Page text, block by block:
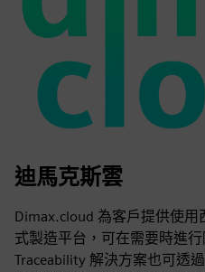
迪馬克斯雲
Dimax.cloud 為客戶提供使
式製造平台，可在需要時進
Traceability 解決方案也可透